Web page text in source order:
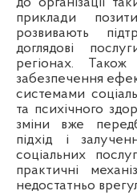
до організації
приклади
розвивають
доглядові
регіонах.
забезпечення
системами
та психічного
зміни вже
підхід і
соціальних
практичні
недостатньо